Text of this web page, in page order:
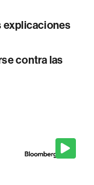
explicaciones
contra las